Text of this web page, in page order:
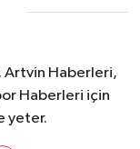
Artvin Haberleri,
Haberleri için
yeter.